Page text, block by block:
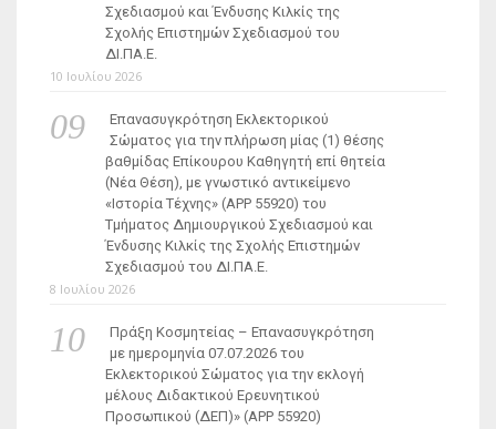
Σχεδιασμού και Ένδυσης Κιλκίς της
Σχολής Επιστημών Σχεδιασμού του
ΔΙ.ΠΑ.Ε.
10 Ιουλίου 2026
Επανασυγκρότηση Εκλεκτορικού
Σώματος για την πλήρωση μίας (1) θέσης
βαθμίδας Επίκουρου Καθηγητή επί θητεία
(Νέα Θέση), με γνωστικό αντικείμενο
«Ιστορία Τέχνης» (ΑΡΡ 55920) του
Τμήματος Δημιουργικού Σχεδιασμού και
Ένδυσης Κιλκίς της Σχολής Επιστημών
Σχεδιασμού του ΔΙ.ΠΑ.Ε.
8 Ιουλίου 2026
Πράξη Κοσμητείας – Επανασυγκρότηση
με ημερομηνία 07.07.2026 του
Εκλεκτορικού Σώματος για την εκλογή
μέλους Διδακτικού Ερευνητικού
Προσωπικού (ΔΕΠ)» (APP 55920)